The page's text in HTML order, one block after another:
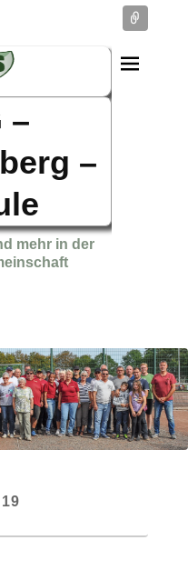
–
–
mehr in der